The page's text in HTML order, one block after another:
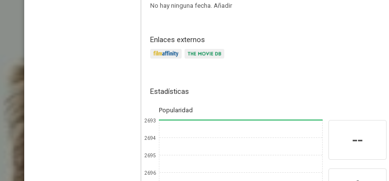
No hay ninguna fecha. Añadir
Enlaces externos
Estadísticas
Popularidad
2693
2694
2695
2696
--